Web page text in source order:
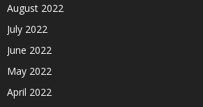
August 2022
July 2022
June 2022
May 2022
April 2022